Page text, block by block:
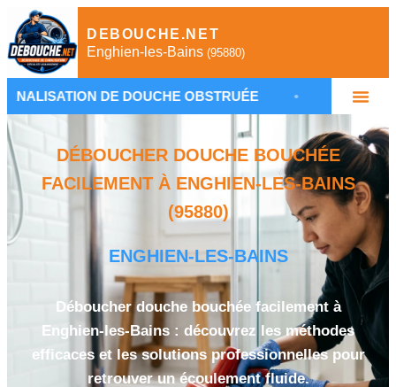
DEBOUCHE.NET
Enghien-les-Bains (95880)
DE DOUCHE OBSTRUÉE • PLOMBIER ENGHIEN-
DÉBOUCHER DOUCHE BOUCHÉE
FACILEMENT À ENGHIEN-LES-BAINS
(95880)
ENGHIEN-LES-BAINS
Déboucher douche bouchée facilement à
Enghien-les-Bains : découvrez les méthodes
efficaces et les solutions professionnelles pour
retrouver un écoulement fluide.